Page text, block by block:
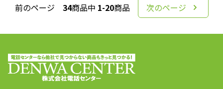
前のページ 34商品中 1-20商品 次のページ